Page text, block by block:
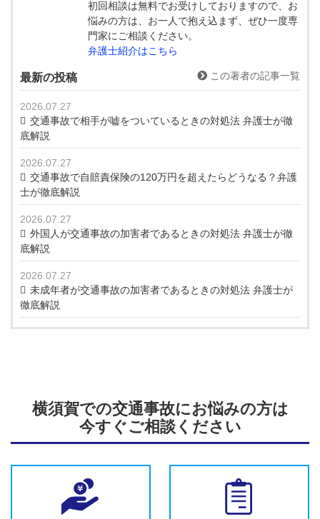
初回相談は無料でお受けしておりますので、お
悩みの方は、お一人で抱え込まず、ぜひ一度専
門家にご相談ください。
弁護士紹介はこちら
最新の投稿 この著者の記事一覧
2026.07.27
交通事故で相手が嘘をついているときの対処法 弁護士が徹
底解説
2026.07.27
交通事故で自賠責保険の120万円を超えたらどうなる？弁護
士が徹底解説
2026.07.27
外国人が交通事故の加害者であるときの対処法 弁護士が徹
底解説
2026.07.27
未成年者が交通事故の加害者であるときの対処法 弁護士が
徹底解説
横須賀での交通事故にお悩みの方は
今すぐご相談ください